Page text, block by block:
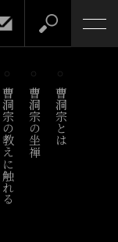
曹洞宗の教えに触れる 曹洞宗の坐禅 曹洞宗とは